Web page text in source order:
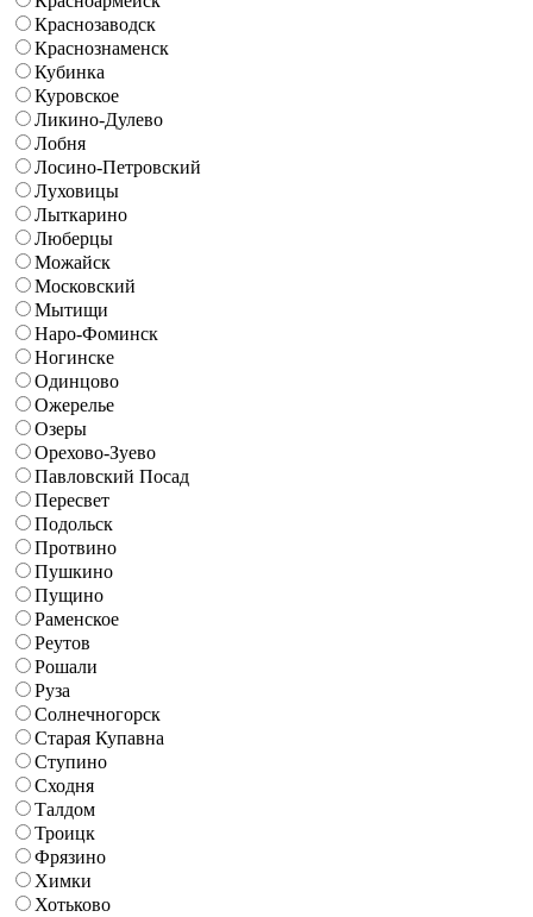
Краснозаводск
Краснознаменск
Кубинка
Куровское
Ликино-Дулево
Лобня
Лосино-Петровский
Луховицы
Лыткарино
Люберцы
Можайск
Московский
Мытищи
Наро-Фоминск
Ногинске
Одинцово
Ожерелье
Озеры
Орехово-Зуево
Павловский Посад
Пересвет
Подольск
Протвино
Пушкино
Пущино
Раменское
Реутов
Рошали
Руза
Солнечногорск
Старая Купавна
Ступино
Сходня
Талдом
Троицк
Фрязино
Химки
Хотьково